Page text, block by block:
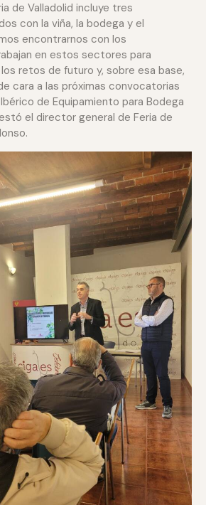
de Valladolid incluye tres
con la viña, la bodega y el
encontrarnos con los
en estos sectores para
retos de futuro y, sobre esa base,
cara a las próximas convocatorias
de Equipamiento para Bodega
el director general de Feria de